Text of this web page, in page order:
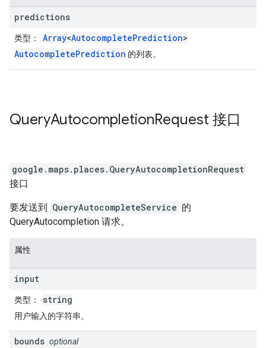
predictions
类型 ： Array<AutocompletePrediction>
AutocompletePrediction 的列表。
QueryAutocompletionRequest 接口
google.maps.places. QueryAutocompletionRequest
接口
要发送到 QueryAutocompleteService 的
QueryAutocompletion 请求。
属性
input
类型 ： string
用户输入的字符串。
bounds optional